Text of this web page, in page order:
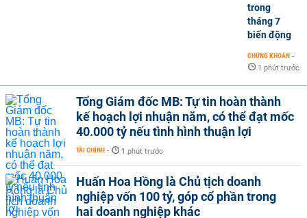
trong
tháng 7
biến động
CHỨNG KHOÁN -
1 phút trước
Tổng Giám đốc MB: Tự tin hoàn thành
kế hoạch lợi nhuận năm, có thể đạt mốc
40.000 tỷ nếu tình hình thuận lợi
TÀI CHÍNH - 1 phút trước
Huấn Hoa Hồng là Chủ tịch doanh
nghiệp vốn 100 tỷ, góp cổ phần trong
hai doanh nghiệp khác